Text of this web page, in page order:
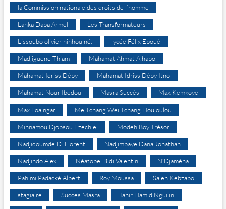
la Commission nationale des droits de l’homme
Lanka Daba Armel Les Transformateurs
Lissoubo olivier hinhoulné. lycée Félix Eboué
Madjiguene Thiam Mahamat Ahmat Alhabo
Mahamat Idriss Déby Mahamat Idriss Déby Itno
Mahamat Nour Ibedou Masra Succès Max Kemkoye
Max Loalngar Me Tchang Wei Tchang Houloulou
Minnamou Djobsou Ezechiel Modeh Boy Trésor
Nadjidoumdé D. Florent Nadjimbaye Dana Jonathan
Nadjindo Alex Néatobeï Bidi Valentin N’Djaména
Pahimi Padacké Albert Roy Moussa Saleh Kebzabo
stagiaire Succès Masra Tahir Hamid Nguilin